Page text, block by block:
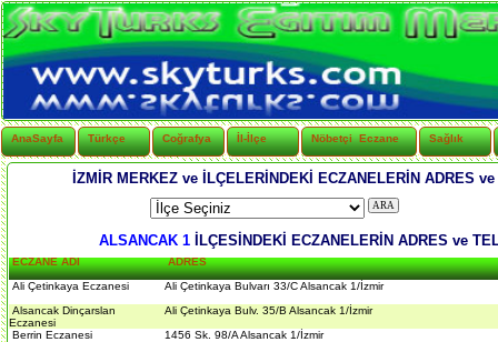
AnaSayfa Türkçe Coğrafya İl-İlçe Nöbetçi Eczane Sağlık
İZMİR MERKEZ ve İLÇELERİNDEKİ ECZANELERİN ADRES
ALSANCAK 1 İLÇESİNDEKİ ECZANELERİN ADRES ve
ECZANE ADI
ADRES
Ali Çetinkaya Eczanesi
Ali Çetinkaya Bulvarı 33/C Alsancak 1/İzmir
Alsancak Dinçarslan
Eczanesi
Ali Çetinkaya Bulv. 35/B Alsancak 1/İzmir
Berrin Eczanesi
1456 Sk. 98/A Alsancak 1/İzmir